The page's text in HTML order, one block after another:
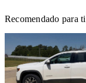
Recomendado para ti